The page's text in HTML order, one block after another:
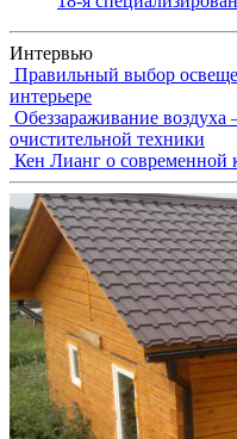
Интервью
Правильный выбор
интерьере
Обеззараживание воздуха
очистительной техники
Кен Лианг о современной